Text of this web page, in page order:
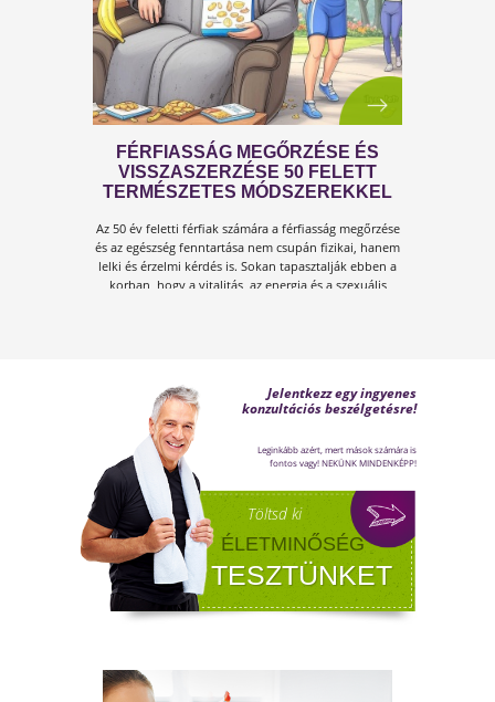
A KÁNIKULA 6 LEGFŐBB
VESZÉLYE
Amikor a hőmérséklet tartósan 30–35 °C fölé
emelkedik, szervezetünk hőszabályozó
rendszere komoly terhelés alá kerül.Tünetek,